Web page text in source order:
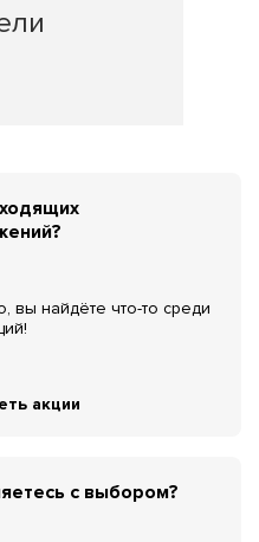
вы найдёте что-то среди
акции
с выбором?